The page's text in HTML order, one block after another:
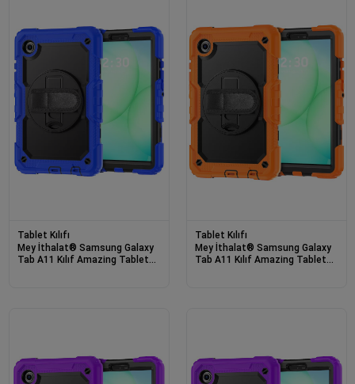
Tablet Kılıfı
Mey İthalat® Samsung Galaxy
Tab A11 Kılıf Amazing Tablet
Tablet Kılıfı
Mey İthalat® Samsung Galaxy
Tab A11 Kılıf Amazing Tablet